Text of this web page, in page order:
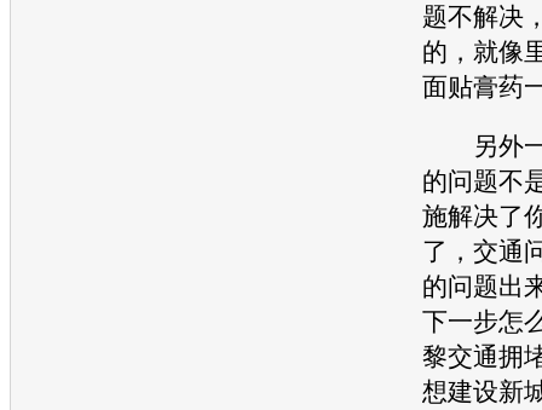
题不解决
的，就像
面贴膏药
另外一
的问题不
施解决了
了， 交通
的问题出
下一步怎
黎交通拥
想建设新